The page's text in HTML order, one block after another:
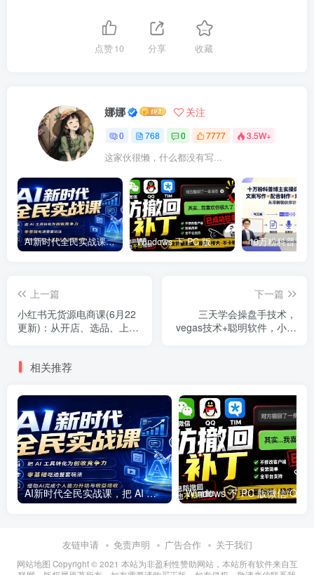
点赞10 分享 收藏
娜娜 关注
0 768 0 7777 3.5W+
这家伙很懒，什么都没有写...
AI新时代全民实战课，把 AI 工具转化为创收竞争力，零基础吃透整套玩法，借助AI完成个人能力升级与收益增收。 Windows 下 PC 版微信/QQ/TIM 的防撤回多开工具！开源免费使用，且免费长期维护 RevokeMsgPatcher
上一篇
小红书无货源电商课(6月22
更新)：从开店、选品、上架
下一篇
三天学会操盘手技术，
vegas技术+聪明软件，小白
相关推荐
AI新时代全民实战课，把 AI 工具转化为创收竞争力，零基础吃透整套玩法，借助AI完成个人能力升级与收益增收。
友链申请 免责声明 广告合作 关于我们
网站地图 Copyright © 2021 本站为非盈利性赞助网站，本站所有软件来自互